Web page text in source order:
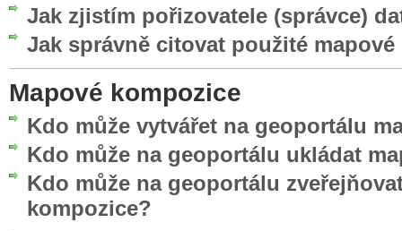
Jak zjistím pořizovatele (správce)
Jak správně citovat použité
Mapové kompozice
Kdo může vytvářet na geoportálu
Kdo může na geoportálu ukládat
Kdo může na geoportálu
kompozice?